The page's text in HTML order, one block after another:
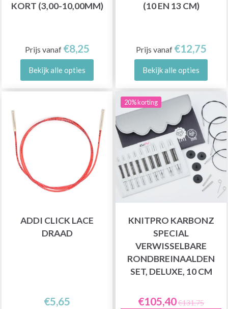
KORT (3,00-10,00MM)
Prijs vanaf €8,25
Bekijk alle opties
(10 EN 13 CM)
Prijs vanaf €12,75
Bekijk alle opties
ADDI CLICK LACE
DRAAD
€5,65
20% korting
KNITPRO KARBONZ
SPECIAL
VERWISSELBARE
RONDBREINAALDEN
SET, DELUXE, 10 CM
€105,40€131,75